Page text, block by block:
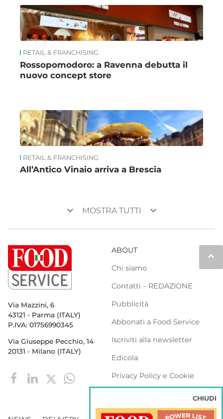
RETAIL & FRANCHISING
Rossopomodoro: a Ravenna debutta il
nuovo concept store
RETAIL & FRANCHISING
All’Antico Vinaio arriva a Brescia
keyboard_arrow_down MOSTRA TUTTI keyboard_arrow_down
keyboard_arrow_up
Via Mazzini, 6
43121 - Parma (ITALY)
P.IVA: 01756990345
Via Giuseppe Pecchio, 14
20131 - Milano (ITALY)
ABOUT
Chi siamo
Contatti – REDAZIONE
Pubblicità
Abbonati a Food Service
Iscriviti alla newsletter
Edicola
Privacy Policy e Cookie
CHIUDI